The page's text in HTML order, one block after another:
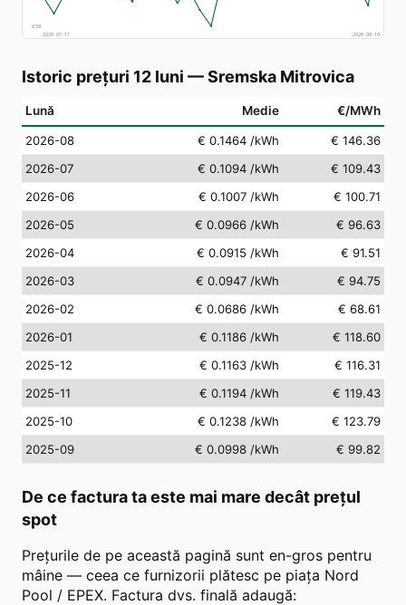
€58
2026-07-11
2026-08-10
Istoric prețuri 12 luni —Sremska Mitrovica
Lună Medie €/MWh
2026-08 € 0.1464 /kWh
€ 146.36
2026-07
€ 0.1094 /kWh
€ 109.43
2026-06
€ 0.1007 /kWh
€ 100.71
2026-05
€ 0.0966 /kWh
€ 96.63
2026-04
€ 0.0915 /kWh
€ 91.51
2026-03
€ 0.0947 /kWh
€ 94.75
2026-02
€ 0.0686 /kWh
€ 68.61
2026-01
€ 0.1186 /kWh
€ 118.60
2025-12
€ 0.1163 /kWh
€ 116.31
2025-11
€ 0.1194 /kWh
€ 119.43
2025-10
€ 0.1238 /kWh
€ 123.79
2025-09
€ 0.0998 /kWh € 99.82
De ce factura ta este mai mare decât prețul
spot
Prețurile de pe această pagină sunt en-gros pentru
mâine — ceea ce furnizorii plătesc pe piața Nord
Pool / EPEX. Factura dvs. finală adaugă: